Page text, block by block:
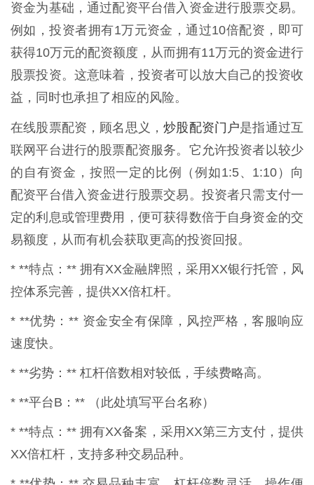
资金为基础，通过配资平台借入资金进行股票交易。
例如，投资者拥有1万元资金，通过10倍配资，即可
获得10万元的配资额度，从而拥有11万元的资金进行
股票投资。这意味着，投资者可以放大自己的投资收
益，同时也承担了相应的风险。
在线股票配资，顾名思义，炒股配资门户是指通过互
联网平台进行的股票配资服务。它允许投资者以较少
的自有资金，按照一定的比例（例如1:5、1:10）向
配资平台借入资金进行股票交易。投资者只需支付一
定的利息或管理费用，便可获得数倍于自身资金的交
易额度，从而有机会获取更高的投资回报。
* **特点：** 拥有XX金融牌照，采用XX银行托管，风
控体系完善，提供XX倍杠杆。
* **优势：** 资金安全有保障，风控严格，客服响应
速度快。
* **劣势：** 杠杆倍数相对较低，手续费略高。
* **平台B：** （此处填写平台名称）
* **特点：** 拥有XX备案，采用XX第三方支付，提供
XX倍杠杆，支持多种交易品种。